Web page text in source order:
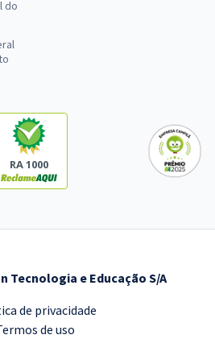
do
RA 1000
Tecnologia e Educação S/A
de privacidade
de uso